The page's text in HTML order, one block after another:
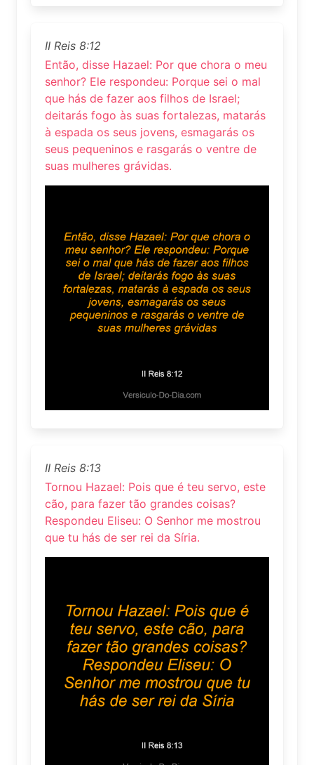
II Reis 8:12
Então, disse Hazael: Por que chora o meu
senhor? Ele respondeu: Porque sei o mal
que hás de fazer aos filhos de Israel;
deitarás fogo às suas fortalezas, matarás
à espada os seus jovens, esmagarás os
seus pequeninos e rasgarás o ventre de
suas mulheres grávidas.
II Reis 8:13
Tornou Hazael: Pois que é teu servo, este
cão, para fazer tão grandes coisas?
Respondeu Eliseu: O Senhor me mostrou
que tu hás de ser rei da Síria.